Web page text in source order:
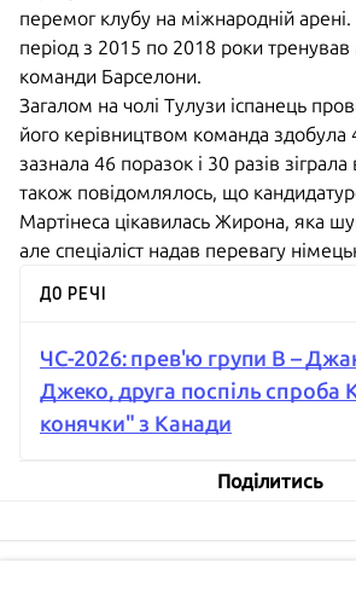
перемог клубу на міжнародній
період з 2015 по 2018 роки тренував
команди Барселони.
Загалом на чолі Тулузи іспанець
його керівництвом команда здобула
зазнала 46 поразок і 30 разів
також повідомлялось, що
Мартінеса цікавилась Жирона, яка
але спеціаліст надав перевагу
ДО РЕЧІ
ЧС-2026: прев'ю групи B –
Джеко, друга поспіль спроба
конячки" з Канади
Поділитись